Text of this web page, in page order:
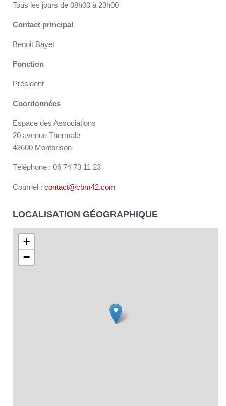
Tous les jours de 08h00 à 23h00
Contact principal
Benoit Bayet
Fonction
Président
Coordonnées
Espace des Associations
20 avenue Thermale
42600 Montbrison
Téléphone : 06 74 73 11 23
Courriel : contact@cbm42.com
LOCALISATION GÉOGRAPHIQUE
+
−